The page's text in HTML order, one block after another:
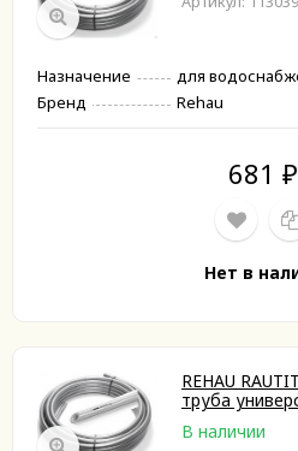
Назначение
для
Бренд
Rehau
681 ₽
Нет в
REHAU
труба
В наличии